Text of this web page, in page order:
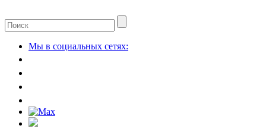
Мы в социальных сетях: